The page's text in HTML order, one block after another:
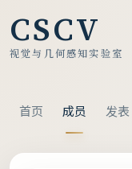
CSCV
视觉与几何感知实验室
首页 成员 发表